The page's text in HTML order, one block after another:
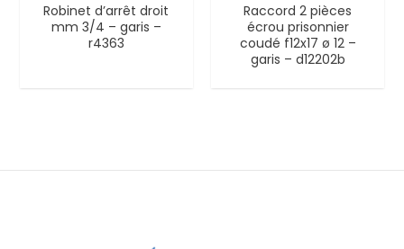
Robinet d’arrêt droit
mm 3/4 – garis –
r4363
Raccord 2 pièces
écrou prisonnier
coudé f12x17 ø 12 –
garis – d12202b